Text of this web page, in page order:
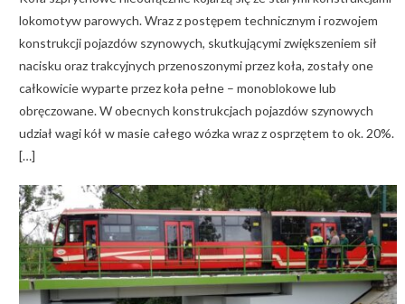
lokomotyw parowych. Wraz z postępem technicznym i rozwojem
konstrukcji pojazdów szynowych, skutkującymi zwiększeniem sił
nacisku oraz trakcyjnych przenoszonymi przez koła, zostały one
całkowicie wyparte przez koła pełne – monoblokowe lub
obręczowane. W obecnych konstrukcjach pojazdów szynowych
udział wagi kół w masie całego wózka wraz z osprzętem to ok. 20%.
[…]